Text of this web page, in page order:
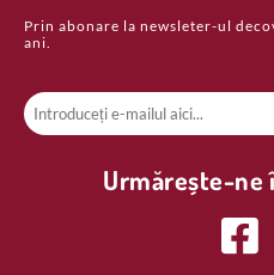
Prin abonare la newsleter-ul
ani.
Urmărește-ne